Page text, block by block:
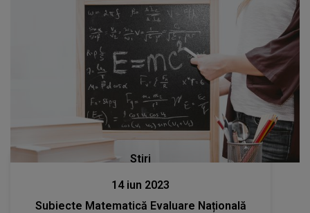
Stiri
14 iun 2023
Subiecte Matematică Evaluare Națională